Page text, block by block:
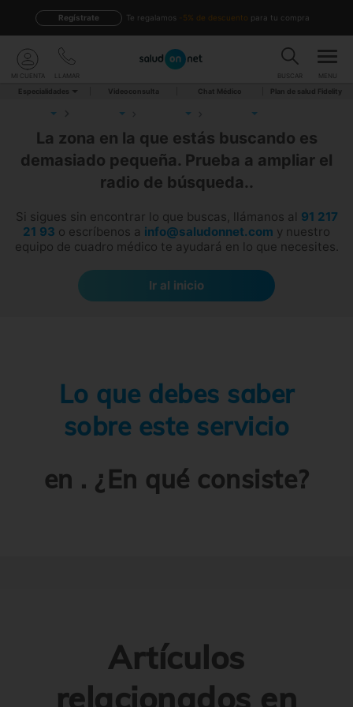
te regalamos -5% de descuento para tu compra
Regístrate
LLAMAR
MI CUENTA BUSCAR MENU
Especialidades Videoconsulta Chat Médico Plan de salud Fidelity
La zona en la que estás buscando es
demasiado pequeña. Prueba a ampliar el
radio de búsqueda..
Si sigues sin encontrar lo que buscas, llámanos al 91 217
21 93 o escríbenos a info@saludonnet.com y nuestro
equipo de cuadro médico te ayudará en lo que necesites.
Ir al inicio
Lo que debes saber
sobre este servicio
en . ¿En qué consiste?
Artículos
relacionados en